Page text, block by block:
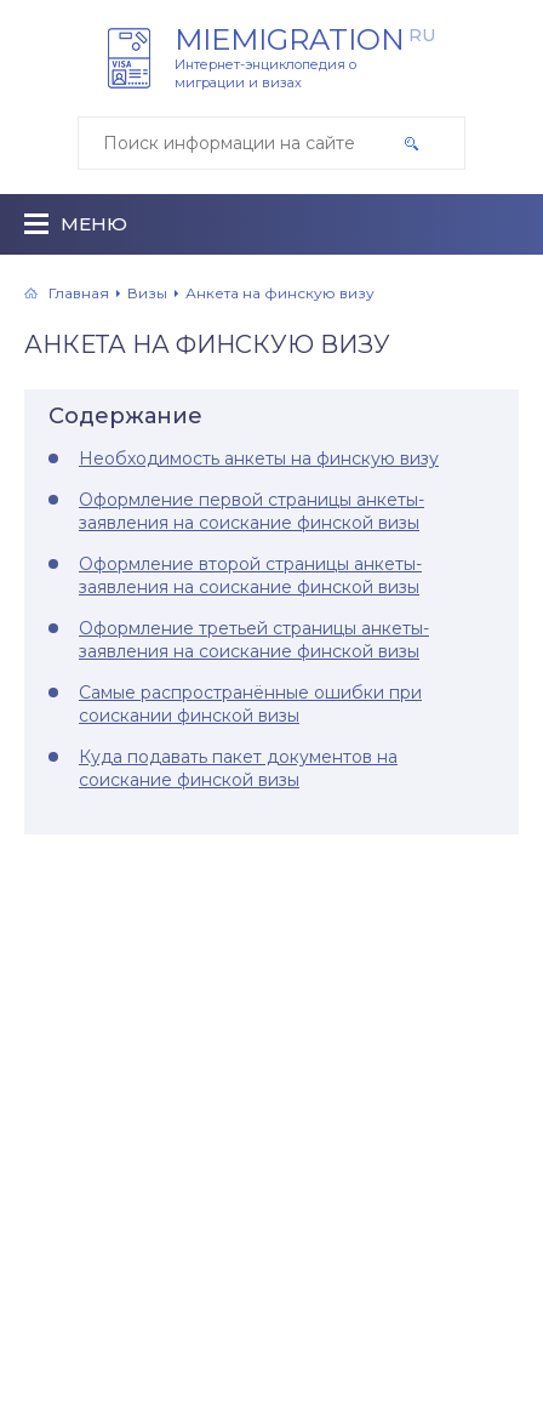
MIEMIGRATION RU
Интернет-энциклопедия о
миграции и визах
МЕНЮ
Главная Визы Анкета на финскую визу
АНКЕТА НА ФИНСКУЮ ВИЗУ
Содержание
Необходимость анкеты на финскую визу
Оформление первой страницы анкеты-
заявления на соискание финской визы
Оформление второй страницы анкеты-
заявления на соискание финской визы
Оформление третьей страницы анкеты-
заявления на соискание финской визы
Самые распространённые ошибки при
соискании финской визы
Куда подавать пакет документов на
соискание финской визы